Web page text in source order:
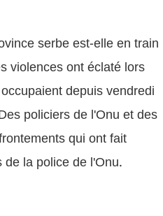
serbe est-elle en train
violences ont éclaté lors
depuis vendredi
policiers de l'Onu et des
qui ont fait
la police de l'Onu.